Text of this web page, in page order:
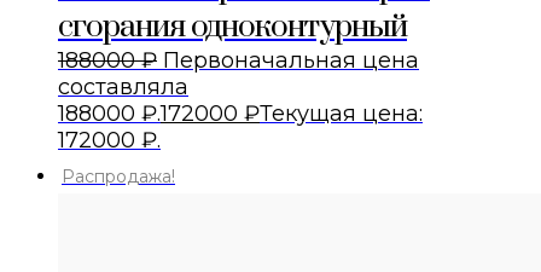
сгорания одноконтурный
188000₽ Первоначальная цена
составляла
188000 ₽.172000 ₽Текущая цена:
172000 ₽.
Распродажа!